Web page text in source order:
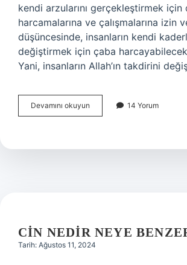
kendi arzularını gerçekleştirmek için
harcamalarına ve çalışmalarına izin
düşüncesinde, insanların kendi
değiştirmek için çaba
Yani, insanların Allah’ın takdirini
Devamını okuyun Kaderiye
ve
14 Yorum
CIN NEDIR NEYE
Tarih: Ağustos 11, 2024